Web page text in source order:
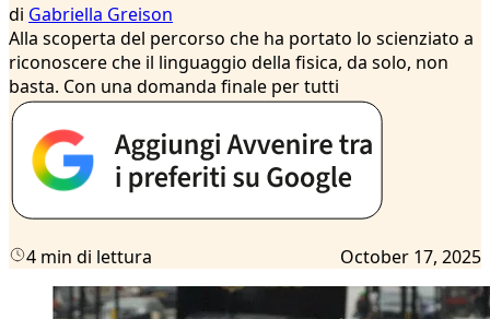
di Gabriella Greison
Alla scoperta del percorso che ha portato lo scienziato a
riconoscere che il linguaggio della fisica, da solo, non
basta. Con una domanda finale per tutti
4 min di lettura October 17, 2025